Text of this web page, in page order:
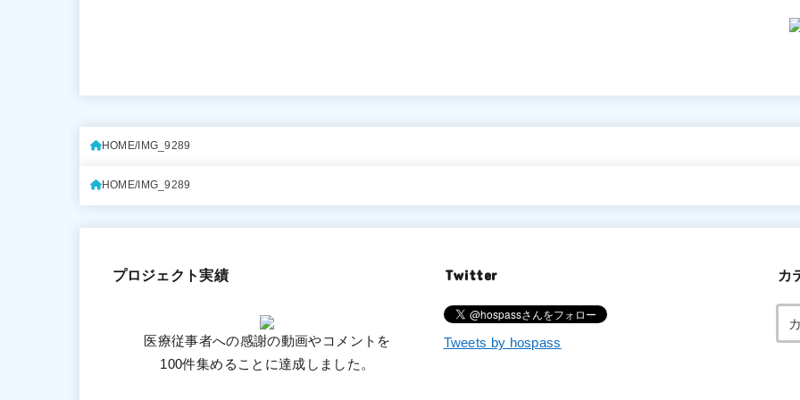
HOME IMG_9289
HOME IMG_9289
プロジェクト実績
医療従事者への感謝の動画やコメントを
100件集めることに達成しました。
Twitter
Tweets by hospass
カ